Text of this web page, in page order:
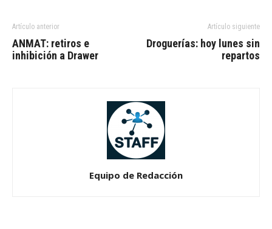
Artículo anterior
ANMAT: retiros e
inhibición a Drawer
Artículo siguiente
Droguerías: hoy lunes sin
repartos
Equipo de Redacción